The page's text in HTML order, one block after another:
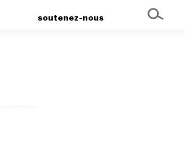
soutenez-nous